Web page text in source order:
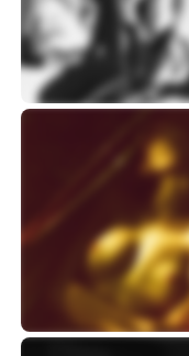
Тени
сон лентним днем